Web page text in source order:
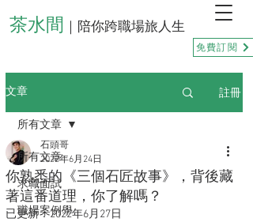
茶水間 ｜陪你跨職場旅人生
免費訂閱
文章 註冊
所有文章
求職面試
職場案例學
所有文章
你熟悉的《三個石匠故事》，背後藏
著這番道理，你了解嗎？
石頭哥
2022年6月24日
已更新：2022年6月27日